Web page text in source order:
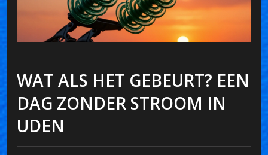
WAT ALS HET GEBEURT? EEN
DAG ZONDER STROOM IN
UDEN